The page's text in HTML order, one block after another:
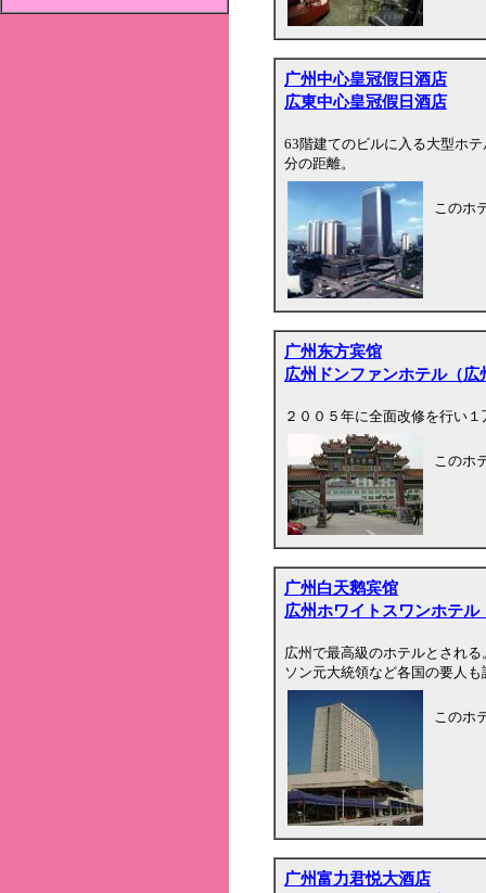
广州中心皇冠假日酒店
広東中心皇冠假日酒店
63階建てのビルに入る大型ホ
分の距離。
このホ
广州东方宾馆
広州ドンファンホテル（広
２００５年に全面改修を行い
このホ
广州白天鹅宾馆
広州ホワイトスワンホテ
広州で最高級のホテルとされ
ソン元大統領など各国の要人
このホ
广州富力君悦大酒店